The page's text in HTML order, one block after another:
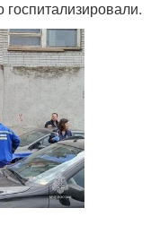
госпитализировали.